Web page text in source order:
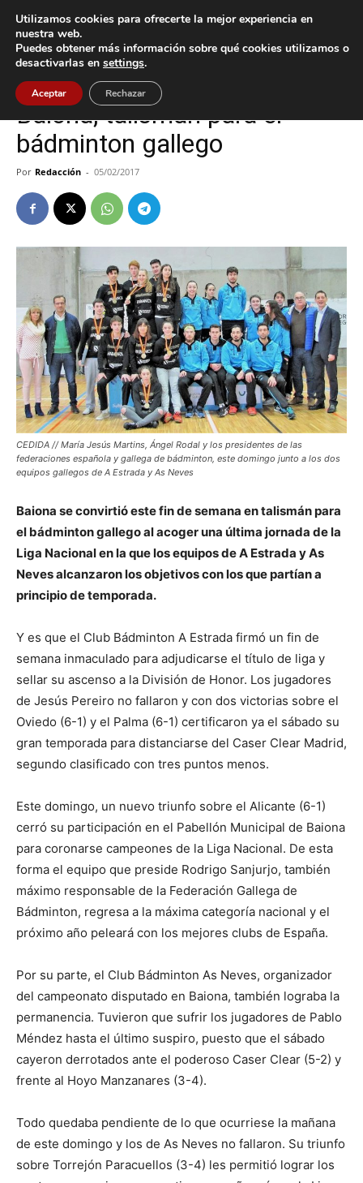
Inicio Baiona
Baiona Deportes
Baiona, talismán para el
bádminton gallego
Por Redacción - 05/02/2017
CEDIDA // María Jesús Martins, Ángel Rodal y los presidentes de las
federaciones española y gallega de bádminton, este domingo junto a los dos
equipos gallegos de A Estrada y As Neves
Baiona se convirtió este fin de semana en talismán para
el bádminton gallego al acoger una última jornada de la
Liga Nacional en la que los equipos de A Estrada y As
Neves alcanzaron los objetivos con los que partían a
principio de temporada.
Y es que el Club Bádminton A Estrada firmó un fin de
semana inmaculado para adjudicarse el título de liga y
sellar su ascenso a la División de Honor. Los jugadores
de Jesús Pereiro no fallaron y con dos victorias sobre el
Oviedo (6-1) y el Palma (6-1) certificaron ya el sábado su
gran temporada para distanciarse del Caser Clear Madrid,
segundo clasificado con tres puntos menos.
Este domingo, un nuevo triunfo sobre el Alicante (6-1)
cerró su participación en el Pabellón Municipal de Baiona
para coronarse campeones de la Liga Nacional. De esta
forma el equipo que preside Rodrigo Sanjurjo, también
máximo responsable de la Federación Gallega de
Bádminton, regresa a la máxima categoría nacional y el
próximo año peleará con los mejores clubs de España.
Por su parte, el Club Bádminton As Neves, organizador
del campeonato disputado en Baiona, también lograba la
permanencia. Tuvieron que sufrir los jugadores de Pablo
Méndez hasta el último suspiro, puesto que el sábado
cayeron derrotados ante el poderoso Caser Clear (5-2) y
frente al Hoyo Manzanares (3-4).
Todo quedaba pendiente de lo que ocurriese la mañana
de este domingo y los de As Neves no fallaron. Su triunfo
sobre Torrejón Paracuellos (3-4) les permitió lograr los
Utilizamos cookies para ofrecerte la mejor experiencia en
nuestra web.
Puedes obtener más información sobre qué cookies utilizamos o
desactivarlas en settings.
Aceptar Rechazar